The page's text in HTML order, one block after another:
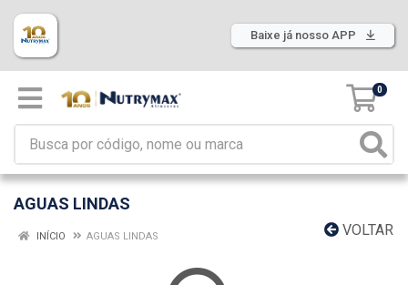
Baixe já nosso APP
0
AGUAS LINDAS
VOLTAR
INÍCIO AGUAS LINDAS